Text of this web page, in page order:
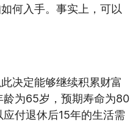
何入手。事实上，可以
决定能够继续积累财富
为65岁，预期寿命为80
付退休后15年的生活需